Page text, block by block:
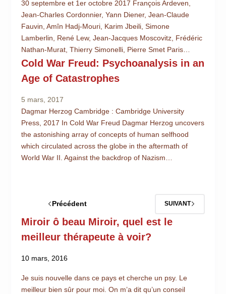
30 septembre et 1er octobre 2017 François Ardeven,
Jean-Charles Cordonnier, Yann Diener, Jean-Claude
Fauvin, Amîn Hadj-Mouri, Karim Jbeili, Simone
Lamberlin, René Lew, Jean-Jacques Moscovitz, Frédéric
Nathan-Murat, Thierry Simonelli, Pierre Smet Paris…
Cold War Freud: Psychoanalysis in an
Age of Catastrophes
5 mars, 2017
Dagmar Herzog Cambridge : Cambridge University
Press, 2017 In Cold War Freud Dagmar Herzog uncovers
the astonishing array of concepts of human selfhood
which circulated across the globe in the aftermath of
World War II. Against the backdrop of Nazism…
Précédent SUIVANT
Miroir ô beau Miroir, quel est le
meilleur thérapeute à voir?
10 mars, 2016
Je suis nouvelle dans ce pays et cherche un psy. Le
meilleur bien sûr pour moi. On m’a dit qu’un conseil